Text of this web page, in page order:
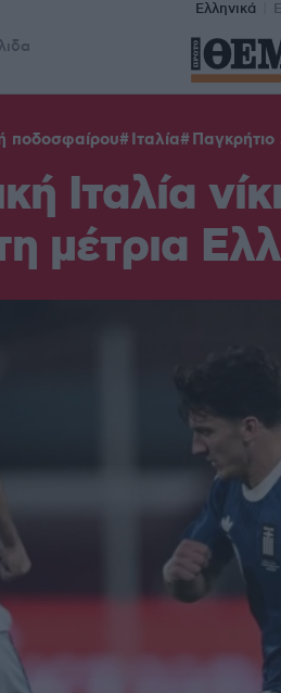
Ελληνικά
ποδοσφαίρου Ιταλία Παγκρήτιο
Ιταλία
μέτρια